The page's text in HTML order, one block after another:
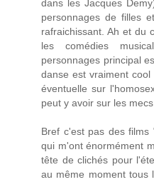
dans les Jacques
personnages de filles
rafraichissant. Ah et du
les comédies
personnages principal
danse est vraiment
éventuelle sur
peut y avoir sur les
Bref c'est pas des films
qui m'ont énormément
tête de clichés pour
au même moment tous